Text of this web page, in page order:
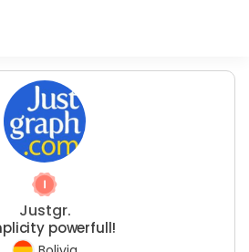
Justgr.
powerfull!